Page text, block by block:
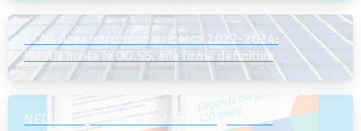
CCNL Area istruzione e ricerca 2022-2024:
l’ARAN invita le OO.SS. alla firma definitiva
NEODS26 | Call informativa ANP giovedì 6